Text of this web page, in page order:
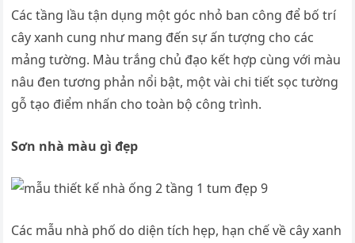
Các tầng lầu tận dụng một góc nhỏ ban công để bố trí
cây xanh cung như mang đến sự ấn tượng cho các
mảng tường. Màu trắng chủ đạo kết hợp cùng với màu
nâu đen tương phản nổi bật, một vài chi tiết sọc tường
gỗ tạo điểm nhấn cho toàn bộ công trình.
Sơn nhà màu gì đẹp
Các mẫu nhà phố do diện tích hẹp, hạn chế về cây xanh